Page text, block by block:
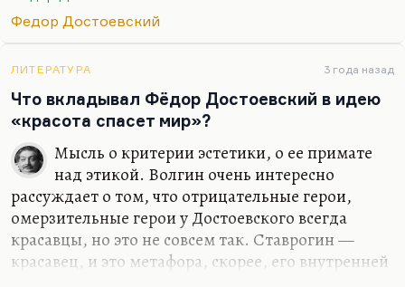
потому стреляется, что во сне он увидел свою
растленную душу; он понял, что его душа
погубил свою бессмертную душу, это совершенно
очевидно. Все, что происходит дальше с ним,—
это расплата. Девочка — душа — это восходит к
христианскому «талифакуми», «девочка, встань»,
«девочка, ходи». Христос воскрешает душу, а
Ставрогин довел…
Федор Достоевский
ЛИТЕРАТУРА 3 года назад
Что вкладывал Фёдор Достоевский в идею
«красота спасет мир»?
Мысль о критерии эстетики, о ее примате
над этикой. Волгин очень интересно
рассуждает о том, что отрицательные герои,
омерзительные герои у Достоевского всегда
красавцы, но это не совсем так. Ставрогин —
красавец, и это метафора, скорее, его внутренней